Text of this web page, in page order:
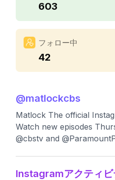
603
フォロー中
42
@matlockcbs
Matlock The official
Watch new episodes
@cbstv and
Instagramアクティビ